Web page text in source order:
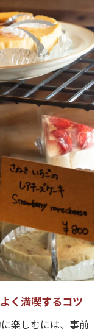
く満喫するコツ
楽しむには、事前